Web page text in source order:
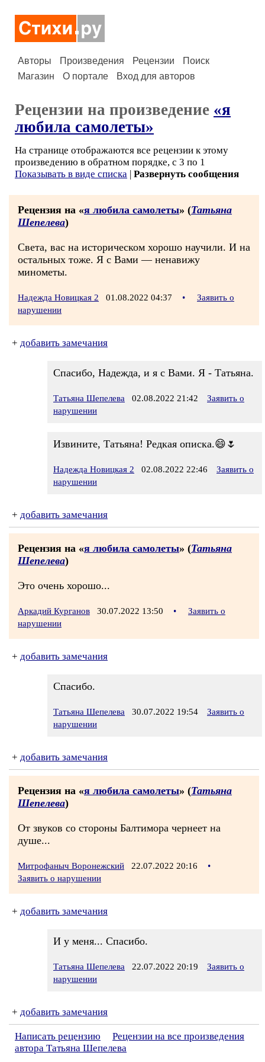
Авторы Произведения Рецензии
Поиск
Магазин
О портале Вход для авторов
Рецензии на произведение «я
любила самолеты»
На странице отображаются все рецензии к этому
произведению в обратном порядке, с 3 по 1
Показывать в виде списка | Развернуть сообщения
Рецензия на «я любила самолеты» (Татьяна
Шепелева)
Света, вас на историческом хорошо научили. И на
остальных тоже. Я с Вами — ненавижу
минометы.
Надежда Новицкая 2 01.08.2022 04:37 •
Заявить о
нарушении
+ добавить замечания
Спасибо, Надежда, и я с Вами. Я - Татьяна.
Татьяна Шепелева 02.08.2022 21:42
Заявить о
нарушении
Извините, Татьяна! Редкая описка.😄🌷
Надежда Новицкая 2 02.08.2022 22:46
Заявить о
нарушении
+ добавить замечания
Рецензия на «я любила самолеты» (Татьяна
Шепелева)
Это очень хорошо...
Аркадий Курганов 30.07.2022 13:50 •
Заявить о
нарушении
+ добавить замечания
Спасибо.
Татьяна Шепелева 30.07.2022 19:54
Заявить о
нарушении
+ добавить замечания
Рецензия на «я любила самолеты» (Татьяна
Шепелева)
От звуков со стороны Балтимора чернеет на
душе...
Митрофаныч Воронежский 22.07.2022 20:16
•
Заявить о нарушении
+ добавить замечания
И у меня... Спасибо.
Татьяна Шепелева 22.07.2022 20:19
Заявить о
нарушении
+ добавить замечания
Написать рецензию
Рецензии на все произведения
автора Татьяна Шепелева